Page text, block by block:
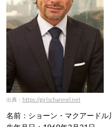
出典： https://girlschannel.net
名前：ショーン・マクアードル